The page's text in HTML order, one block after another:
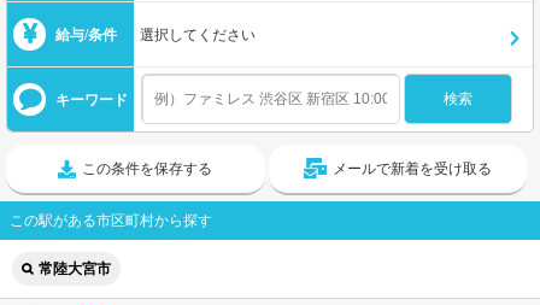
給与/条件 選択してください
キーワード
この条件を保存する メールで新着を受け取る
この駅がある市区町村から探す
常陸大宮市